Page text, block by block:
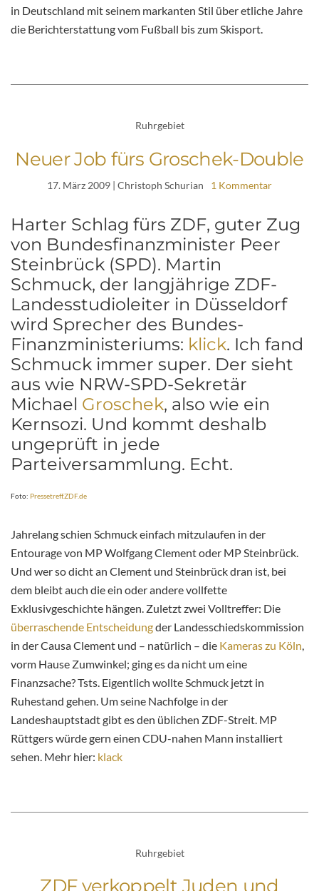
in Deutschland mit seinem markanten Stil über etliche Jahre
die Berichterstattung vom Fußball bis zum Skisport.
Ruhrgebiet
Neuer Job fürs Groschek-Double
17. März 2009 | Christoph Schurian 1 Kommentar
Harter Schlag fürs ZDF, guter Zug
von Bundesfinanzminister Peer
Steinbrück (SPD). Martin
Schmuck, der langjährige ZDF-
Landesstudioleiter in Düsseldorf
wird Sprecher des Bundes-
Finanzministeriums: klick. Ich fand
Schmuck immer super. Der sieht
aus wie NRW-SPD-Sekretär
Michael Groschek, also wie ein
Kernsozi. Und kommt deshalb
ungeprüft in jede
Parteiversammlung. Echt.
Foto: Pressetreff.ZDF.de
Jahrelang schien Schmuck einfach mitzulaufen in der
Entourage von MP Wolfgang Clement oder MP Steinbrück.
Und wer so dicht an Clement und Steinbrück dran ist, bei
dem bleibt auch die ein oder andere vollfette
Exklusivgeschichte hängen. Zuletzt zwei Volltreffer: Die
überraschende Entscheidungder Landesschiedskommission
in der Causa Clement und – natürlich – die Kameras zu Köln
vorm Hause Zumwinkel; ging es da nicht um eine
Finanzsache? Tsts. Eigentlich wollte Schmuck jetzt in
Ruhestand gehen. Um seine Nachfolge in der
Landeshauptstadt gibt es den üblichen ZDF-Streit. MP
Rüttgers würde gern einen CDU-nahen Mann installiert
sehen. Mehr hier: klack
Ruhrgebiet
ZDF verkoppelt Juden und